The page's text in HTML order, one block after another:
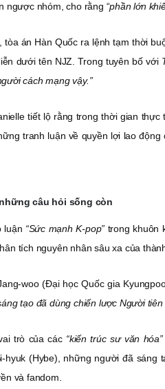
ngược nhóm, cho rằng “phần lớn
tòa án Hàn Quốc ra lệnh tạm thời
dưới tên NJZ. Trong tuyên bố với
cách mạng vậy.”
tiết lộ rằng trong thời gian
tranh luận về quyền lợi lao
câu hỏi sống còn
luận “Sức mạnh K-pop” trong khuôn
tích nguyên nhân sâu xa của
woo (Đại học Quốc gia
tạo đã dùng chiến lược Người
trò của các“kiến trúc sư văn hóa”
hyuk (Hybe), những người đã
và fandom.